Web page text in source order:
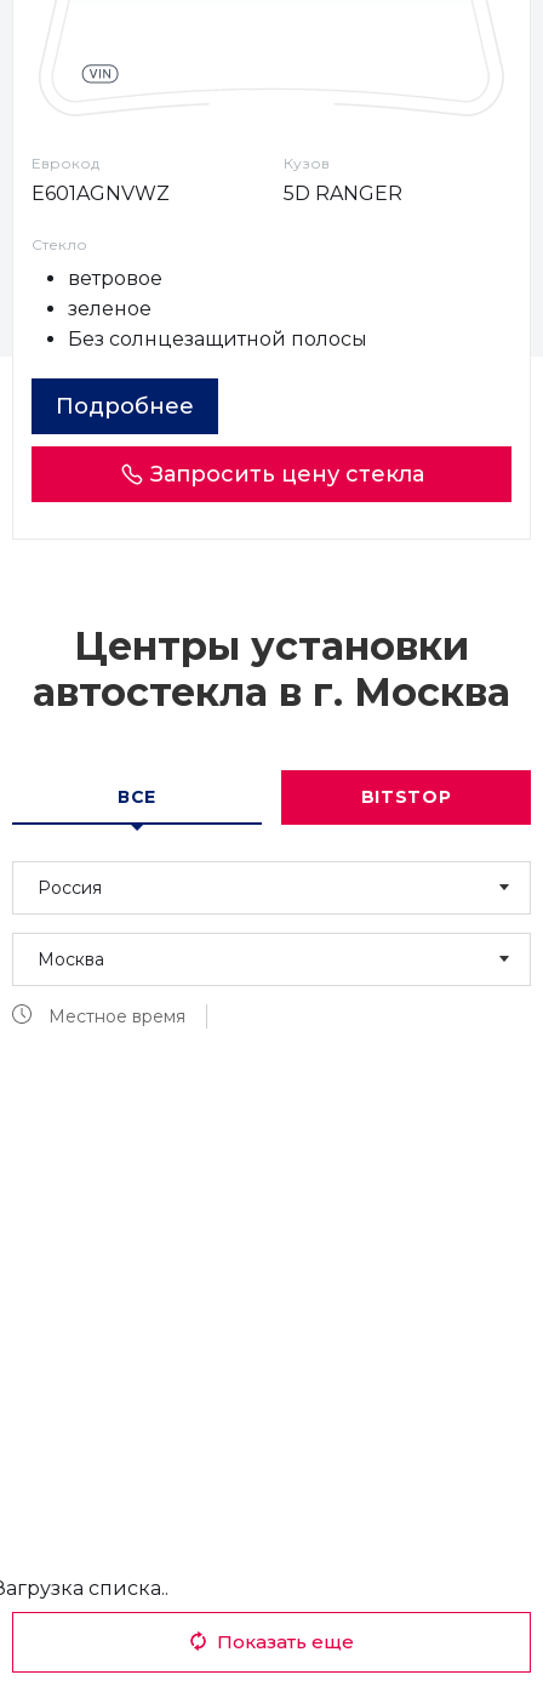
Еврокод
E601AGNVWZ
Кузов
5D RANGER
Стекло
ветровое
зеленое
Без солнцезащитной полосы
Подробнее
Запросить цену стекла
Центры установки
автостекла в г. Москва
ВСЕ BITSTOP
Россия
Москва
Местное время
списка..
Показать еще